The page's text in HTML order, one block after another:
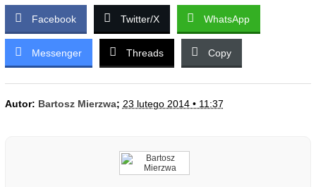
Facebook Twitter/X WhatsApp
Messenger Threads Copy
Autor: Bartosz Mierzwa; 23 lutego 2014 • 11:37